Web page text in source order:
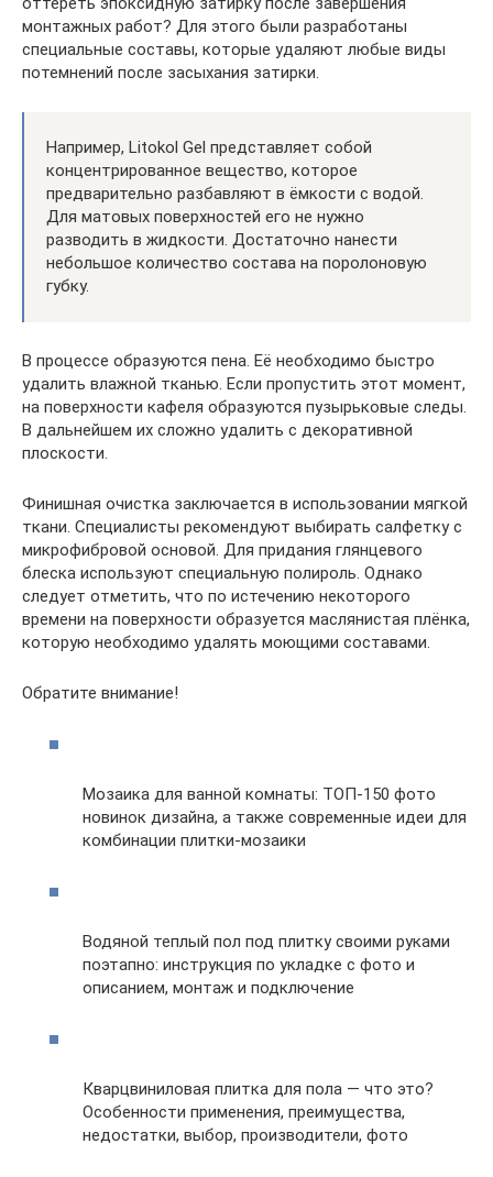
монтажных работ? Для этого были разработаны
специальные составы, которые удаляют любые виды
потемнений после засыхания затирки.
Например, Litokol Gel представляет собой
концентрированное вещество, которое
предварительно разбавляют в ёмкости с водой.
Для матовых поверхностей его не нужно
разводить в жидкости. Достаточно нанести
небольшое количество состава на поролоновую
губку.
В процессе образуются пена. Её необходимо быстро
удалить влажной тканью. Если пропустить этот момент,
на поверхности кафеля образуются пузырьковые следы.
В дальнейшем их сложно удалить с декоративной
плоскости.
Финишная очистка заключается в использовании мягкой
ткани. Специалисты рекомендуют выбирать салфетку с
микрофибровой основой. Для придания глянцевого
блеска используют специальную полироль. Однако
следует отметить, что по истечению некоторого
времени на поверхности образуется маслянистая плёнка,
которую необходимо удалять моющими составами.
Обратите внимание!
Мозаика для ванной комнаты: ТОП-150 фото
новинок дизайна, а также современные идеи для
комбинации плитки-мозаики
Водяной теплый пол под плитку своими руками
поэтапно: инструкция по укладке с фото и
описанием, монтаж и подключение
Кварцвиниловая плитка для пола — что это?
Особенности применения, преимущества,
недостатки, выбор, производители, фото